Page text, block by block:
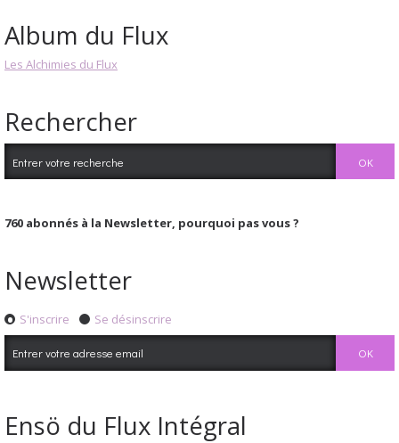
Album du Flux
Les Alchimies du Flux
Rechercher
760 abonnés à la Newsletter, pourquoi pas vous ?
Newsletter
S'inscrire Se désinscrire
Ensö du Flux Intégral